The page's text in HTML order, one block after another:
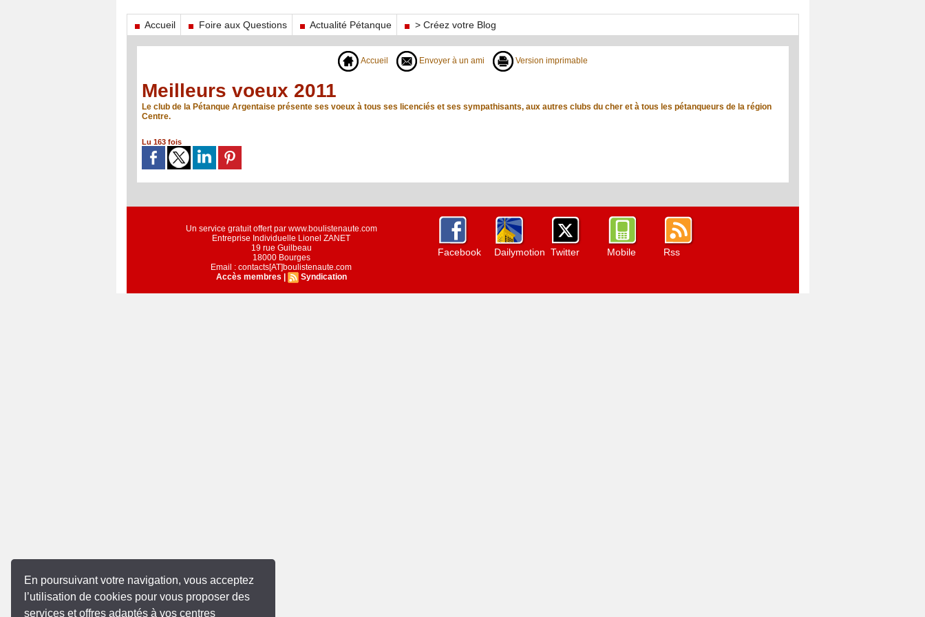
En poursuivant votre navigation, vous acceptez
l’utilisation de cookies pour vous proposer des
services et offres adaptés à vos centres
Accueil Foire aux Questions Actualité Pétanque > Créez votre Blog
Accueil Envoyer à un ami Version imprimable
Meilleurs voeux 2011
Le club de la Pétanque Argentaise présente ses voeux à tous ses licenciés et ses sympathisants, aux autres clubs du cher et à tous les pétanqueurs de la région
Centre.
Lu 163 fois
Un service gratuit offert par www.boulistenaute.com
Entreprise Individuelle Lionel ZANET
19 rue Guilbeau
18000 Bourges
Email : contacts[AT]boulistenaute.com
Accès membres
Syndication
Facebook Dailymotion Twitter Mobile Rss